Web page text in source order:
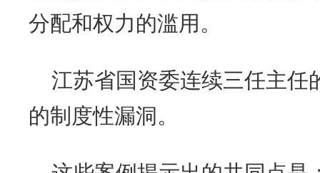
分配和权力的滥用。
江苏省国资委连续三任主任
的制度性漏洞。